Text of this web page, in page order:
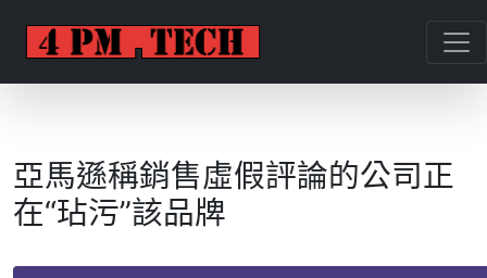
亞馬遜稱銷售虛假評論的公司正
在“玷污”該品牌